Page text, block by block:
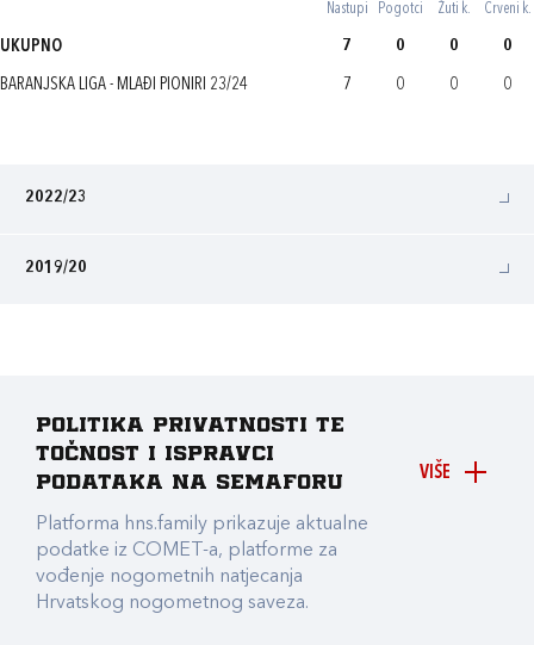
Nastupi Pogotci Žuti k. Crveni k.
UKUPNO 7 0 0 0
BARANJSKA LIGA - MLAĐI PIONIRI 23/24 7 0 0 0
2022/23
2019/20
VIŠE
Politika privatnosti te
točnost i ispravci
podataka na Semaforu
Platforma hns.family prikazuje aktualne
podatke iz COMET-a, platforme za
vođenje nogometnih natjecanja
Hrvatskog nogometnog saveza.